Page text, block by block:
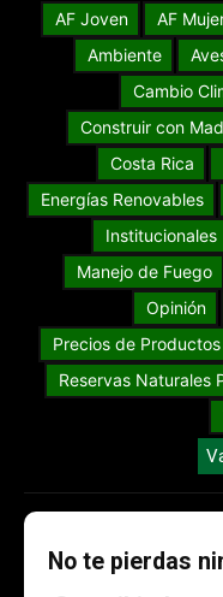
AF Joven AF
Ambiente
Cambio
Construir con
Costa Rica
Energías Renovables
Institucionales
Manejo de Fuego
Opinión
Precios de
Reservas Naturales
No te pierdas